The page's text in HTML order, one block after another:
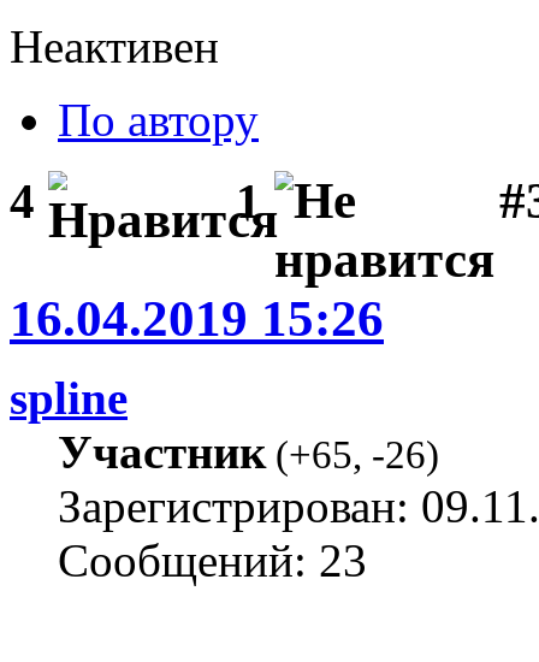
Неактивен
По автору
4 1
16.04.2019 15:26
spline
Участник(+65, -26)
Зарегистрирован:
Сообщений: 23